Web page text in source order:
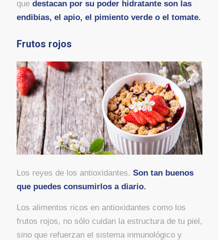
que destacan por su poder hidratante son las
endibias, el apio, el pimiento verde o el tomate.
Frutos rojos
Los reyes de los antioxidantes. Son tan buenos
que puedes consumirlos a diario.
Los alimentos ricos en antioxidantes como los
frutos rojos, no sólo cuidan la estructura de tu piel,
sino que refuerzan el sistema inmunológico y